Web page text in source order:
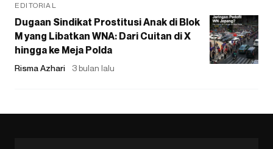
EDITORIAL
Dugaan Sindikat Prostitusi Anak di Blok
M yang Libatkan WNA: Dari Cuitan di X
hingga ke Meja Polda
Risma Azhari 3 bulan lalu